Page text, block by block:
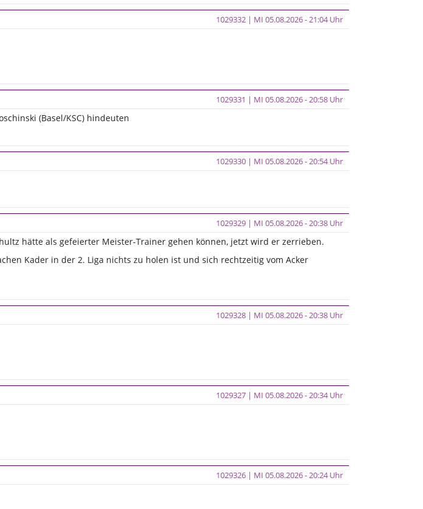
1029332 | MI 05.08.2026 - 21:04 Uhr
1029331 | MI 05.08.2026 - 20:58 Uhr
(Basel/KSC) hindeuten
1029330 | MI 05.08.2026 - 20:54 Uhr
1029329 | MI 05.08.2026 - 20:38 Uhr
hätte als gefeierter Meister-Trainer gehen können, jetzt wird er zerrieben.
Kader in der 2. Liga nichts zu holen ist und sich rechtzeitig vom Acker
1029328 | MI 05.08.2026 - 20:38 Uhr
1029327 | MI 05.08.2026 - 20:34 Uhr
1029326 | MI 05.08.2026 - 20:24 Uhr